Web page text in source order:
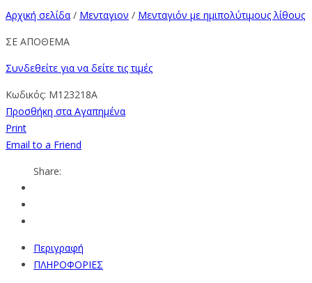
Αρχική σελίδα / Μενταγιον / Μενταγιόν με ημιπολύτιμους λίθους
ΣΕ ΑΠΟΘΕΜΑ
Συνδεθείτε για να δείτε τις τιμές
Κωδικός: M123218A
Προσθήκη στα Αγαπημένα
Print
Email to a Friend
Share:
Περιγραφή
ΠΛΗΡΟΦΟΡΙΕΣ